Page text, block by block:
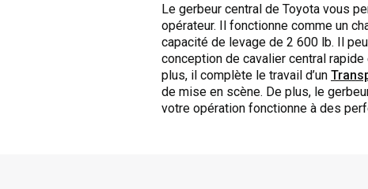
Le gerbeur central de Toyota vous
opérateur. Il fonctionne comme un
capacité de levage de 2 600 lb. Il
conception de cavalier central
plus, il complète le travail d’un
de mise en scène. De plus, le
votre opération fonctionne à des